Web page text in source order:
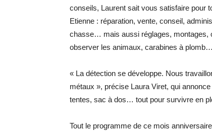
conseils, Laurent sait vous satisfaire pour
Etienne : réparation, vente, conseil,
chasse… mais aussi réglages, montages,
observer les animaux, carabines à plomb…
« La détection se développe. Nous
métaux », précise Laura Viret, qui
tentes, sac à dos… tout pour survivre en
Tout le programme de ce mois anniversaire